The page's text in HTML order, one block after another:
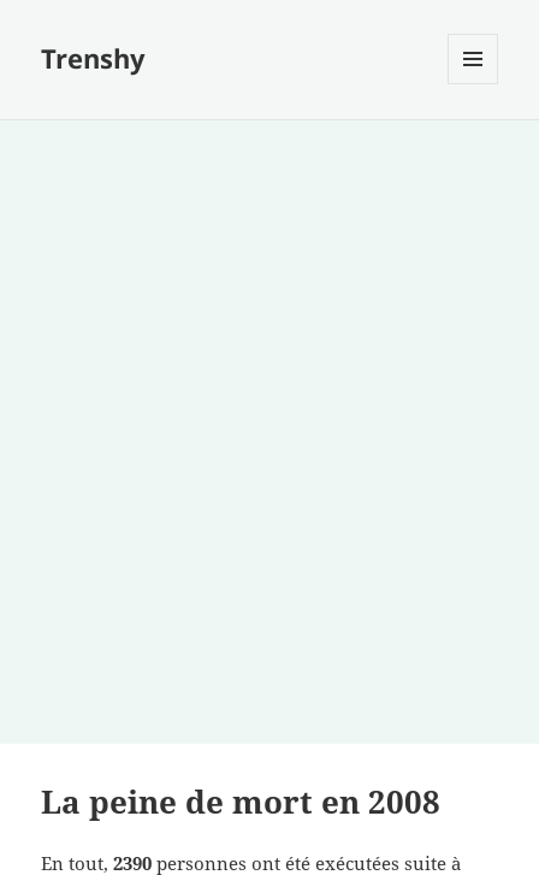
Trenshy
La peine de mort en 2008
En tout,2390 personnes ont été exécutées suite à